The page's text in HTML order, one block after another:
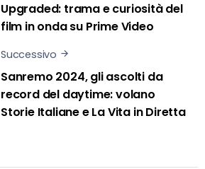
Upgraded: trama e curiosità del
film in onda su Prime Video
Successivo
Sanremo 2024, gli ascolti da
record del daytime: volano
Storie Italiane e La Vita in Diretta